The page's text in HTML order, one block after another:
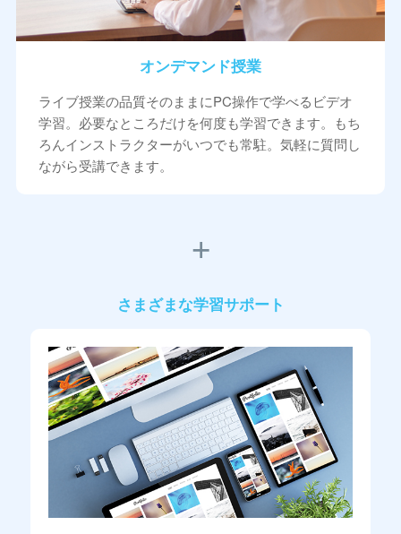
オンデマンド授業
ライブ授業の品質そのままにPC操作で学べるビデオ
学習。必要なところだけを何度も学習できます。もち
ろんインストラクターがいつでも常駐。気軽に質問し
ながら受講できます。
さまざまな学習サポート